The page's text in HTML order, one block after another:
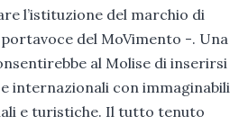
l’istituzione del marchio di
del MoVimento -. Una
al Molise di inserirsi
internazionali con immaginabili
e turistiche. Il tutto tenuto